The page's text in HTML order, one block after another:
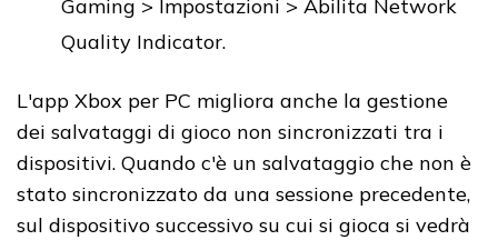
Gaming > Impostazioni > Abilita Network
Quality Indicator.
L'app Xbox per PC migliora anche la gestione
dei salvataggi di gioco non sincronizzati tra i
dispositivi. Quando c'è un salvataggio che non è
stato sincronizzato da una sessione precedente,
sul dispositivo successivo su cui si gioca si vedrà